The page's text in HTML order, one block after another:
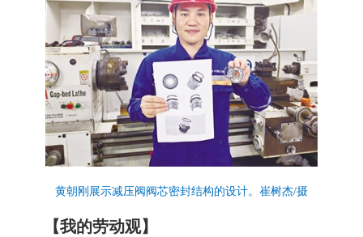
黄朝刚展示减压阀阀芯密封结构的设计。崔树杰/摄
【我的劳动观】